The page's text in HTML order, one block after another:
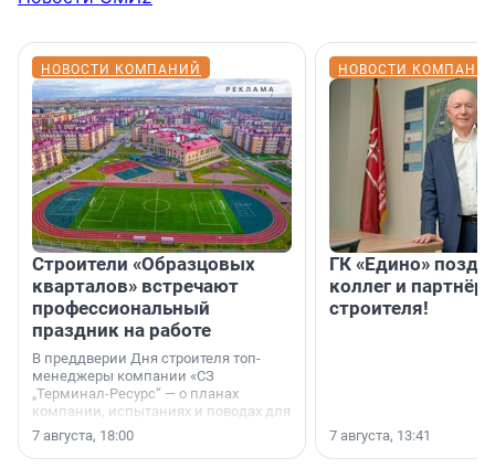
НОВОСТИ КОМПАНИЙ
Строители «Образцовых
кварталов» встречают
профессиональный
праздник на работе
В преддверии Дня строителя топ-
менеджеры компании «СЗ
„Терминал-Ресурс“ — о планах
компании, испытаниях и поводах для
осторожного оптимизма.
7 августа, 18:00
НОВОСТИ
ГК «Едино»
коллег и
строителя!
7 августа, 13:41